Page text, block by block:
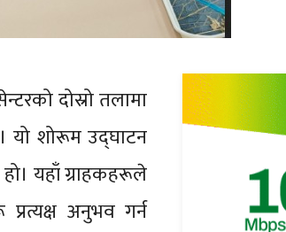
दोस्रो तलामा
शोरूम उद्घाटन
यहाँ ग्राहकहरूले
प्रत्यक्ष अनुभव गर्न